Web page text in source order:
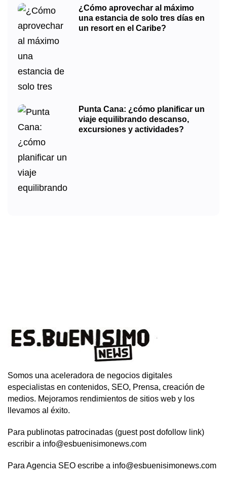
¿Cómo aprovechar al máximo
una estancia de solo tres días en
un resort en el Caribe?
Punta Cana: ¿cómo planificar un
viaje equilibrando descanso,
excursiones y actividades?
Somos una aceleradora de negocios digitales
especialistas en contenidos, SEO, Prensa, creación de
medios. Mejoramos rendimientos de sitios web y los
llevamos al éxito.
Para publinotas patrocinadas (guest post dofollow link)
escribir a info@esbuenisimonews.com
Para Agencia SEO escribe a info@esbuenisimonews.com